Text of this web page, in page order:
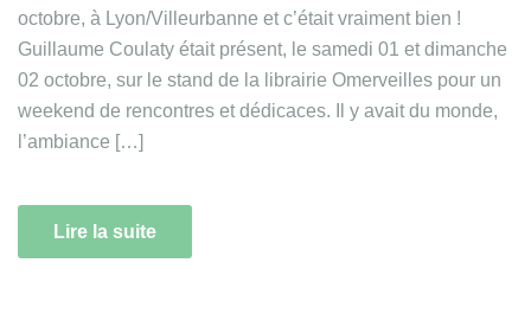
octobre, à Lyon/Villeurbanne et c’était vraiment bien !
Guillaume Coulaty était présent, le samedi 01 et dimanche
02 octobre, sur le stand de la librairie Omerveilles pour un
weekend de rencontres et dédicaces. Il y avait du monde,
l’ambiance […]
Lire la suite